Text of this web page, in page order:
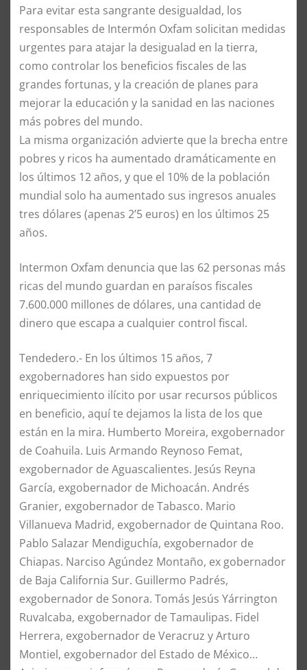
Para evitar esta sangrante desigualdad, los
responsables de Intermón Oxfam solicitan medidas
urgentes para atajar la desigualad en la tierra,
como controlar los beneficios fiscales de las
grandes fortunas, y la creación de planes para
mejorar la educación y la sanidad en las naciones
más pobres del mundo.
La misma organización advierte que la brecha entre
pobres y ricos ha aumentado dramáticamente en
los últimos 12 años, y que el 10% de la población
mundial solo ha aumentado sus ingresos anuales
tres dólares (apenas 2’5 euros) en los últimos 25
años.
Intermon Oxfam denuncia que las 62 personas más
ricas del mundo guardan en paraísos fiscales
7.600.000 millones de dólares, una cantidad de
dinero que escapa a cualquier control fiscal.
Tendedero.- En los últimos 15 años, 7
exgobernadores han sido expuestos por
enriquecimiento ilícito por usar recursos públicos
en beneficio, aquí te dejamos la lista de los que
están en la mira. Humberto Moreira, exgobernador
de Coahuila. Luis Armando Reynoso Femat,
exgobernador de Aguascalientes. Jesús Reyna
García, exgobernador de Michoacán. Andrés
Granier, exgobernador de Tabasco. Mario
Villanueva Madrid, exgobernador de Quintana Roo.
Pablo Salazar Mendiguchía, exgobernador de
Chiapas. Narciso Agúndez Montaño, ex gobernador
de Baja California Sur. Guillermo Padrés,
exgobernador de Sonora. Tomás Jesús Yárrington
Ruvalcaba, exgobernador de Tamaulipas. Fidel
Herrera, exgobernador de Veracruz y Arturo
Montiel, exgobernador del Estado de México…